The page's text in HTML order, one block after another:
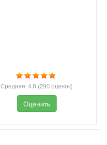
Средняя:4.8 (290 оценок)
Оценить